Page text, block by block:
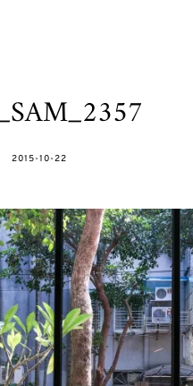
POSTED
2015-10-22